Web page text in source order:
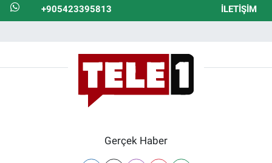
+905423395813 İLETIŞIM
Gerçek Haber